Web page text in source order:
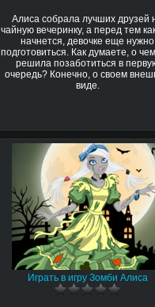
Алиса собрала лучших друзей
чайную вечеринку, а перед тем
начнется, девочке еще нужно
подготовиться. Как думаете, о
решила позаботиться в
очередь? Конечно, о своем
виде.
Играть в игру Зомби Алиса